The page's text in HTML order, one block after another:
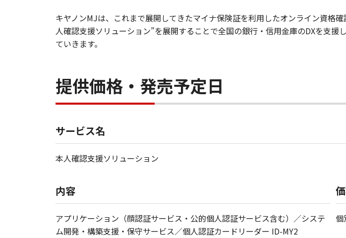
キヤノンMJは、これまで展開してきたマイナ保険証を利用したオンライン資格
人確認支援ソリューション”を展開することで全国の銀行・信用金庫のDXを支
ていきます。
提供価格・発売予定日
サービス名
本人確認支援ソリューション
内容
アプリケーション（顔認証サービス・公的個人認証サービス含む）／システ
ム開発・構築支援・保守サービス／個人認証カードリーダー ID-MY2
個